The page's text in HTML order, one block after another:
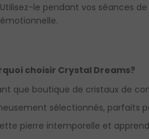
Utilisez-le pendant vos séances
émotionnelle.
choisir Crystal Dreams?
que boutique de cristaux de
sélectionnés, parfaits
pierre intemporelle et